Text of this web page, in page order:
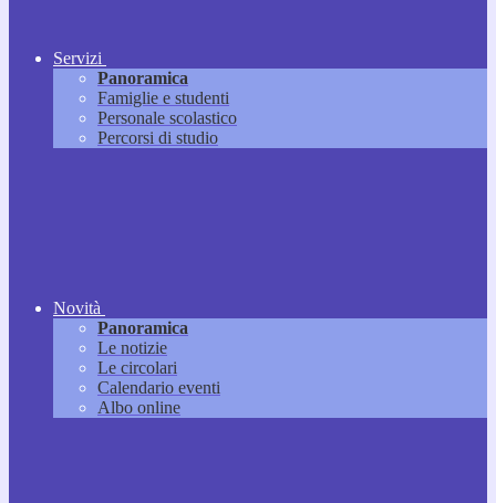
Servizi
Panoramica
Famiglie e studenti
Personale scolastico
Percorsi di studio
Novità
Panoramica
Le notizie
Le circolari
Calendario eventi
Albo online